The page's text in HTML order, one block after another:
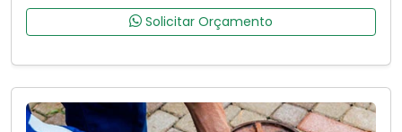
Solicitar Orçamento